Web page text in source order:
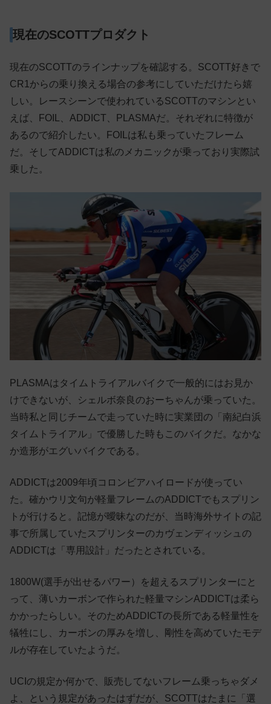
現在のSCOTTプロダクト
現在のSCOTTのラインナップを確認する。SCOTT好きで
CR1からの乗り換える場合の参考にしていただけたら嬉
しい。レースシーンで使われているSCOTTのマシンとい
えば、FOIL、ADDICT、PLASMAだ。それぞれに特徴が
あるので紹介したい。FOILは私も乗っていたフレーム
だ。そしてADDICTは私のメカニックが乗っており実際試
乗した。
PLASMAはタイムトライアルバイクで一般的にはお見か
けできないが、シェルボ奈良のおーちゃんが乗っていた。
当時私と同じチームで走っていた時に実業団の「南紀白浜
タイムトライアル」で優勝した時もこのバイクだ。なかな
か造形がエグいバイクである。
ADDICTは2009年頃コロンビアハイロードが使ってい
た。確かウリ文句が軽量フレームのADDICTでもスプリン
トが行けると。記憶が曖昧なのだが、当時海外サイトの記
事で所属していたスプリンターのカヴェンディッシュの
ADDICTは「専用設計」だったとされている。
1800W(選手が出せるパワー）を超えるスプリンターにと
って、薄いカーボンで作られた軽量マシンADDICTは柔ら
かかったらしい。そのためADDICTの長所である軽量性を
犠牲にし、カーボンの厚みを増し、剛性を高めていたモデ
ルが存在していたようだ。
UCIの規定か何かで、販売してないフレーム乗っちゃダメ
よ、という規定があったはずだが、SCOTTはたまに「選